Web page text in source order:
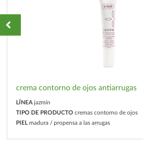
crema contorno de ojos antiarrugas
LÍNEA jazmín
TIPO DE PRODUCTO cremas contorno de ojos
PIEL madura / propensa a las arrugas